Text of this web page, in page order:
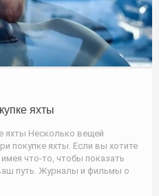
яхты
яхты Несколько вещей
покупке яхты. Если вы хотите
что-то, чтобы показать
путь. Журналы и фильмы о